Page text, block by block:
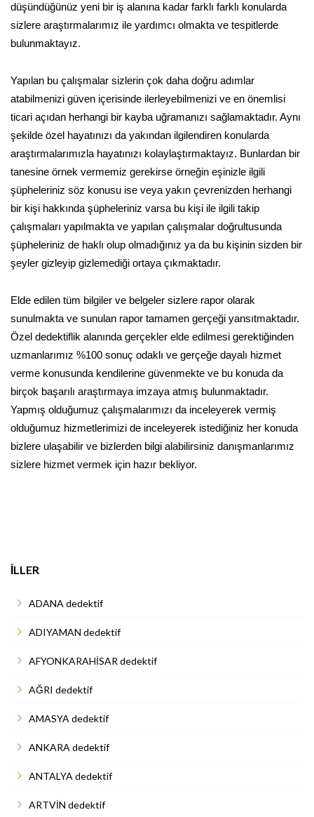
düşündüğünüz yeni bir iş alanına kadar farklı farklı konularda
sizlere araştırmalarımız ile yardımcı olmakta ve tespitlerde
bulunmaktayız.
Yapılan bu çalışmalar sizlerin çok daha doğru adımlar
atabilmenizi güven içerisinde ilerleyebilmenizi ve en önemlisi
ticari açıdan herhangi bir kayba uğramanızı sağlamaktadır. Aynı
şekilde özel hayatınızı da yakından ilgilendiren konularda
araştırmalarımızla hayatınızı kolaylaştırmaktayız. Bunlardan bir
tanesine örnek vermemiz gerekirse örneğin eşinizle ilgili
şüpheleriniz söz konusu ise veya yakın çevrenizden herhangi
bir kişi hakkında şüpheleriniz varsa bu kişi ile ilgili takip
çalışmaları yapılmakta ve yapılan çalışmalar doğrultusunda
şüpheleriniz de haklı olup olmadığınız ya da bu kişinin sizden bir
şeyler gizleyip gizlemediği ortaya çıkmaktadır.
Elde edilen tüm bilgiler ve belgeler sizlere rapor olarak
sunulmakta ve sunulan rapor tamamen gerçeği yansıtmaktadır.
Özel dedektiflik alanında gerçekler elde edilmesi gerektiğinden
uzmanlarımız %100 sonuç odaklı ve gerçeğe dayalı hizmet
verme konusunda kendilerine güvenmekte ve bu konuda da
birçok başarılı araştırmaya imzaya atmış bulunmaktadır.
Yapmış olduğumuz çalışmalarımızı da inceleyerek vermiş
olduğumuz hizmetlerimizi de inceleyerek istediğiniz her konuda
bizlere ulaşabilir ve bizlerden bilgi alabilirsiniz danışmanlarımız
sizlere hizmet vermek için hazır bekliyor.
İLLER
ADANA dedektif
ADIYAMAN dedektif
AFYONKARAHİSAR dedektif
AĞRI dedektif
AMASYA dedektif
ANKARA dedektif
ANTALYA dedektif
ARTVİN dedektif